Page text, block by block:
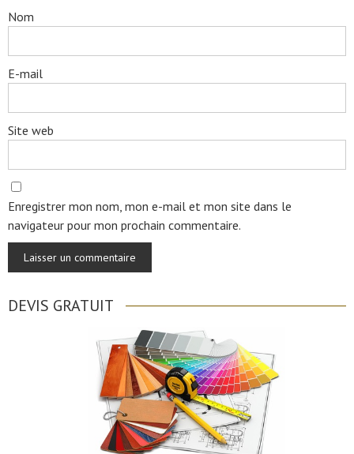
Nom
E-mail
Site web
Enregistrer mon nom, mon e-mail et mon site dans le
navigateur pour mon prochain commentaire.
DEVIS GRATUIT